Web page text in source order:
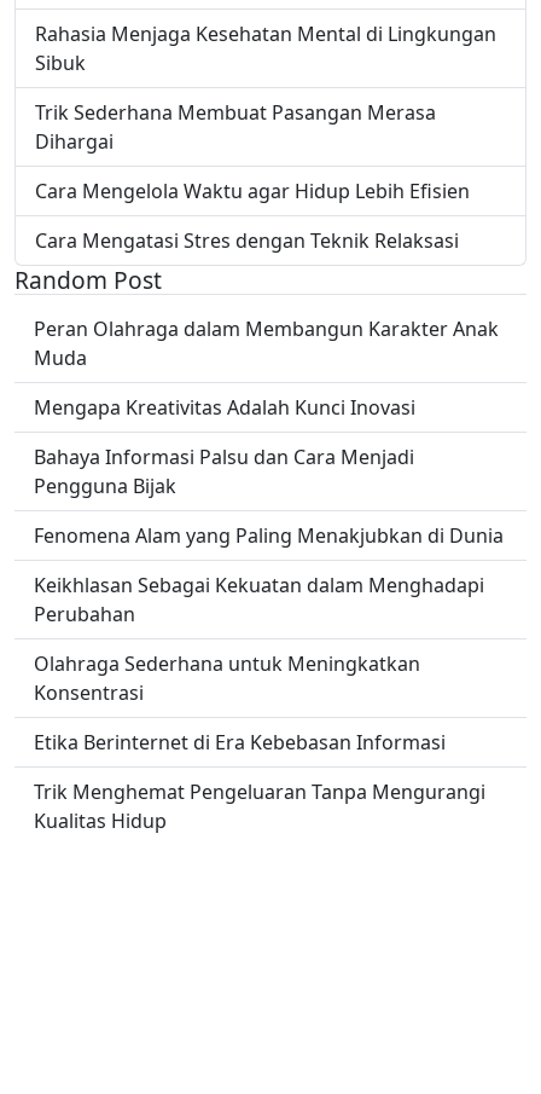
Rahasia Menjaga Kesehatan Mental di Lingkungan
Sibuk
Trik Sederhana Membuat Pasangan Merasa
Dihargai
Cara Mengelola Waktu agar Hidup Lebih Efisien
Cara Mengatasi Stres dengan Teknik Relaksasi
Random Post
Peran Olahraga dalam Membangun Karakter Anak
Muda
Mengapa Kreativitas Adalah Kunci Inovasi
Bahaya Informasi Palsu dan Cara Menjadi
Pengguna Bijak
Fenomena Alam yang Paling Menakjubkan di Dunia
Keikhlasan Sebagai Kekuatan dalam Menghadapi
Perubahan
Olahraga Sederhana untuk Meningkatkan
Konsentrasi
Etika Berinternet di Era Kebebasan Informasi
Trik Menghemat Pengeluaran Tanpa Mengurangi
Kualitas Hidup